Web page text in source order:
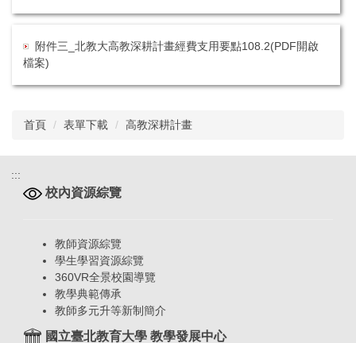
附件三_北教大高教深耕計畫經費支用要點108.2(PDF開啟
檔案)
首頁 表單下載 高教深耕計畫
:::
校內資源綜覽
教師資源綜覽
學生學習資源綜覽
360VR全景校園導覽
教學典範傳承
教師多元升等新制簡介
國立臺北教育大學 教學發展中心